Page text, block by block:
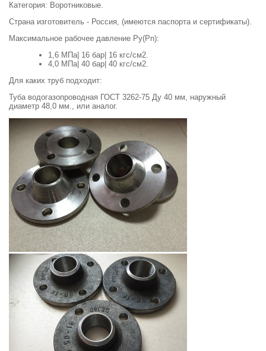
Категория: Воротниковые.
Страна изготовитель - Россия, (имеются паспорта и сертификаты).
Максимальное рабочее давление Ру(Pn):
1,6 МПа| 16 бар| 16 кгс/см2.
4,0 МПа| 40 бар| 40 кгс/см2.
Для каких труб подходит:
Туба водогазопроводная ГОСТ 3262-75 Ду 40 мм, наружный
диаметр 48,0 мм., или аналог.